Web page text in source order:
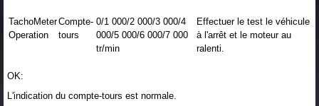
TachoMeter
Operation
Compte-
tours
0/1 000/2 000/3 000/4
000/5 000/6 000/7 000
tr/min
Effectuer le test le véhicule
à l'arrêt et le moteur au
ralenti.
OK:
L'indication du compte-tours est normale.